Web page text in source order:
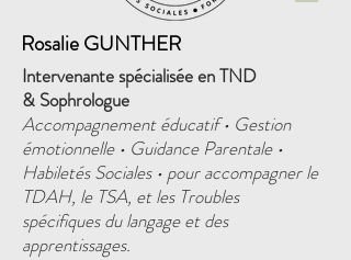
Rosalie GUNTHER
Intervenante spécialisée en TND
& Sophrologue
Accompagnement éducatif • Gestion
émotionnelle • Guidance Parentale •
Habiletés Sociales • pour accompagner le
TDAH, le TSA, et les Troubles
spécifiques du langage et des
apprentissages.